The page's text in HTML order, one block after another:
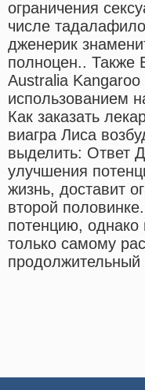
ограничения
числе
дженерик
полноцен.. Также
Australia
использованием
Как заказать
виагра Лиса
выделить: Ответ
улучшения
жизнь, доставит
второй
потенцию,
только самому